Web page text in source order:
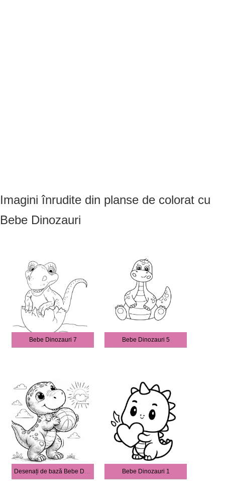
Imagini înrudite din planse de colorat cu
Bebe Dinozauri
Bebe Dinozauri 7 Bebe Dinozauri 5
Desenați de bază Bebe Dinozauri Bebe Dinozauri 1